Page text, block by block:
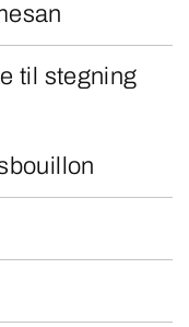
til stegning